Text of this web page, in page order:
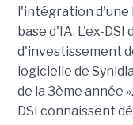
l'intégration d'une
base d'IA. L'ex-
d'investissement
logicielle de
de la 3ème année
DSI connaissent